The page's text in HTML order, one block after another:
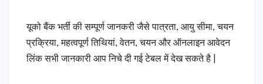
यूको बैंक भर्ती की सम्पूर्ण जानकरी जैसे पात्रता, आयु सीमा, चयन
प्रक्रिया, महत्वपूर्ण तिथियां, वेतन, चयन और ऑनलाइन आवेदन
लिंक सभी जानकारी आप निचे दी गई टेबल में देख सकते है |